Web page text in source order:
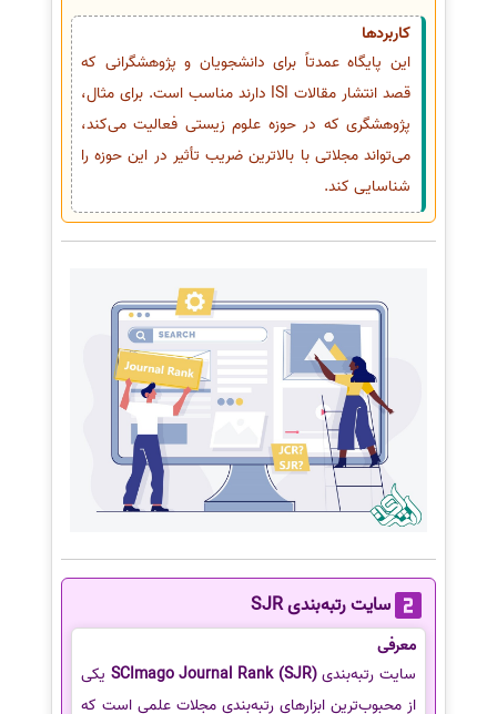
کاربردها
این پایگاه عمدتاً برای دانشجویان و پژوهشگرانی که
قصد انتشار مقالات ISI دارند مناسب است. برای مثال،
پژوهشگری که در حوزه علوم زیستی فعالیت می‌کند،
می‌تواند مجلاتی با بالاترین ضریب تأثیر در این حوزه را
شناسایی کند.
سایت رتبه‌بندی SJR
معرفی
سایت رتبه‌بندیSCImago Journal Rank (SJR) یکی
از محبوب‌ترین ابزارهای رتبه‌بندی مجلات علمی است که